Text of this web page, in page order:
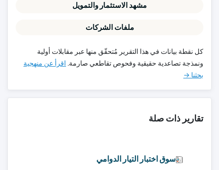
مشهد الاستثمار والتمويل
ملفات الشركات
كل نقطة بيانات في هذا التقرير مُتحقّق منها عبر مقابلات أولية
ونمذجة تصاعدية حقيقية وفحوص تقاطعي صارمة. اقرأ عن منهجية
بحثنا →
تقارير ذات صلة
سوق اختبار التيار الدوامي